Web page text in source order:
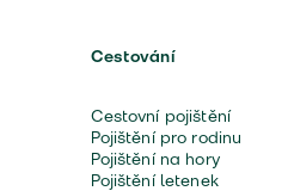
Cestování
Cestovní pojištění
Pojištění pro rodinu
Pojištění na hory
Pojištění letenek